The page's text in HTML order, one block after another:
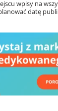
wpisy na
datę